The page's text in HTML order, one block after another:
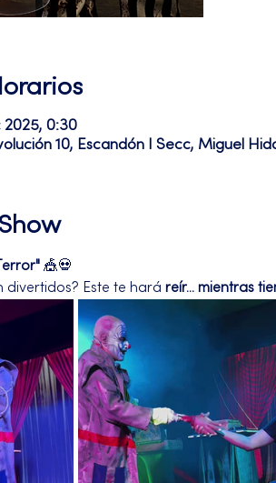
2025, 0:30
10, Escandón I Secc, Miguel
🎪💀
divertidos? Este te hará reír... mientras